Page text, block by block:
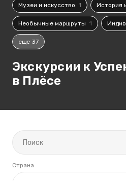
Музеи и искусство 1 История
Необычные маршруты 1
еще 37
Экскурсии к
в Плёсе
Страна